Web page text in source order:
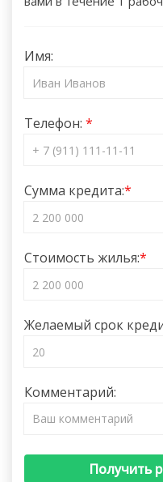
Имя:
Телефон:
Сумма кредита:
Стоимость жилья:
Желаемый срок
Комментарий:
Получить